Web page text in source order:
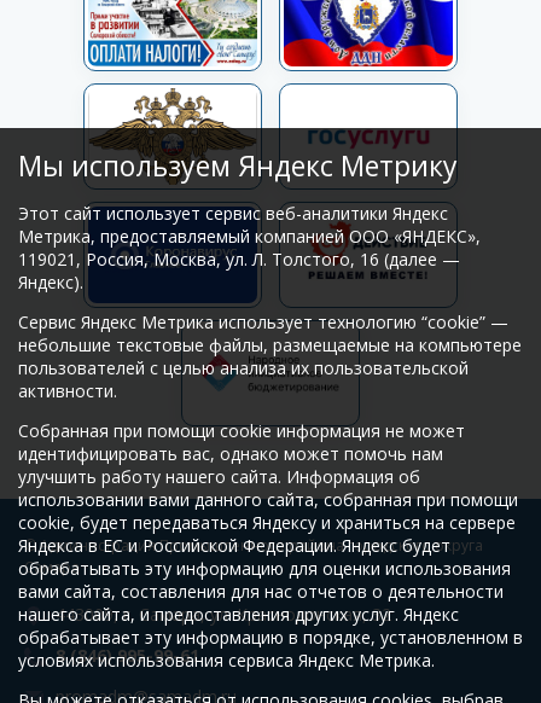
Мы используем Яндекс Метрику
Этот сайт использует сервис веб-аналитики Яндекс
Метрика, предоставляемый компанией ООО «ЯНДЕКС»,
119021, Россия, Москва, ул. Л. Толстого, 16 (далее —
Яндекс).
Сервис Яндекс Метрика использует технологию “cookie” —
небольшие текстовые файлы, размещаемые на компьютере
пользователей с целью анализа их пользовательской
активности.
Собранная при помощи cookie информация не может
идентифицировать вас, однако может помочь нам
улучшить работу нашего сайта. Информация об
использовании вами данного сайта, собранная при помощи
cookie, будет передаваться Яндексу и храниться на сервере
Яндекса в ЕС и Российской Федерации. Яндекс будет
обрабатывать эту информацию для оценки использования
вами сайта, составления для нас отчетов о деятельности
нашего сайта, и предоставления других услуг. Яндекс
обрабатывает эту информацию в порядке, установленном в
условиях использования сервиса Яндекс Метрика.
© Администрация Промышленного района городского округа
Самара
443009, г. Самара, ул. Краснодонская, 32
8 (846) 995-99-61
promadm@samadm.ru